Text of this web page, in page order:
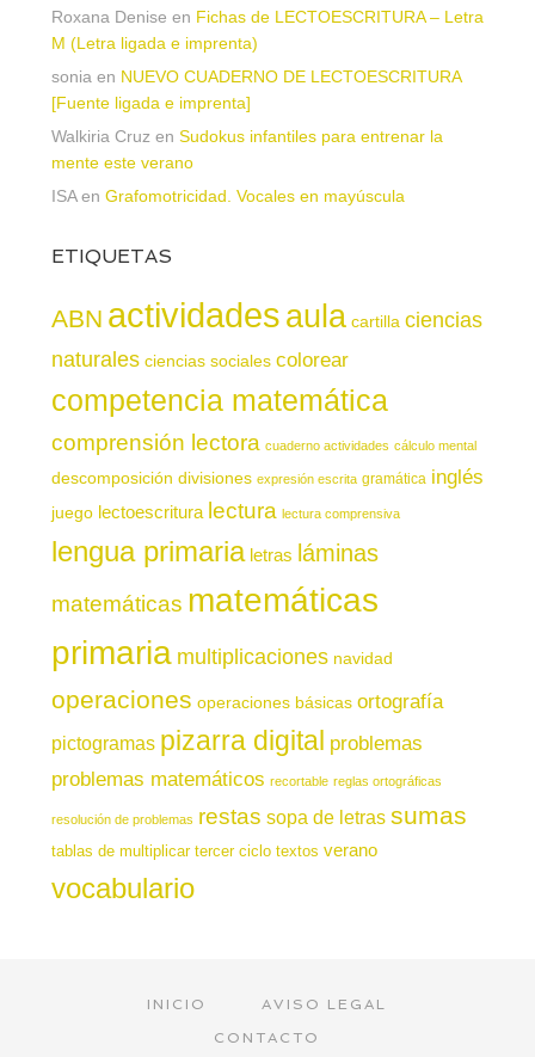
Roxana Denise en Fichas de LECTOESCRITURA – Letra
M (Letra ligada e imprenta)
sonia en NUEVO CUADERNO DE LECTOESCRITURA
[Fuente ligada e imprenta]
Walkiria Cruz en Sudokus infantiles para entrenar la
mente este verano
ISAen Grafomotricidad. Vocales en mayúscula
ETIQUETAS
ABN actividadesaula cartilla ciencias
naturales ciencias sociales colorear
competencia matemática
comprensión lectora cuaderno actividades cálculo mental
descomposición divisiones expresión escrita gramática inglés
juego lectoescritura lectura lectura comprensiva
lengua primaria letras láminas
matemáticas matemáticas
primaria multiplicaciones navidad
operaciones operaciones básicas ortografía
pictogramas pizarra digital problemas
problemas matemáticos recortable reglas ortográficas
resolución de problemas restas sopa de letras sumas
tablas de multiplicar tercer ciclo textos verano
vocabulario
INICIO
AVISO LEGAL
CONTACTO